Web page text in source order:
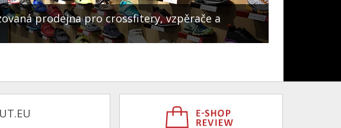
prodejna pro crossfitery, vzpěrače a